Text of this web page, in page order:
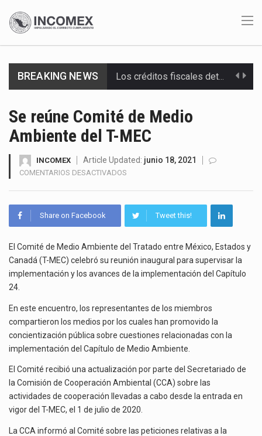
BREAKING NEWS La industria automotriz mexicana concentra más de la mitad de las quejas bajo el Mecanismo…
El Departamento de Agricultura de Estados Unidos (USDA) suspendió el 5 de agosto de 2026…
La industria manufacturera de exportación afiliada a Index en Nuevo León ha alcanzado hasta 10%…
El superávit comercial de México con Estados Unidos alcanzó 102,581 millones de dólares (mdd) en…
Se reúne Comité de Medio
Ambiente del T-MEC
INCOMEX Article Updated: junio 18, 2021
COMENTARIOS DESACTIVADOS
COMITÉ
DE
AMBIENTE
DEL
T-
Share on Facebook Tweet this!
El Comité de Medio Ambiente del Tratado entre México, Estados y
Canadá (T-MEC) celebró su reunión inaugural para supervisar la
implementación y los avances de la implementación del Capítulo
24.
En este encuentro, los representantes de los miembros
compartieron los medios por los cuales han promovido la
concientización pública sobre cuestiones relacionadas con la
implementación del Capítulo de Medio Ambiente.
El Comité recibió una actualización por parte del Secretariado de
la Comisión de Cooperación Ambiental (CCA) sobre las
actividades de cooperación llevadas a cabo desde la entrada en
vigor del T-MEC, el 1 de julio de 2020.
La CCA informó al Comité sobre las peticiones relativas a la